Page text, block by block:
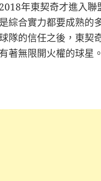
年東契奇才進入聯
綜合實力都要成熟的
隊的信任之後，東契
著無限開火權的球星。